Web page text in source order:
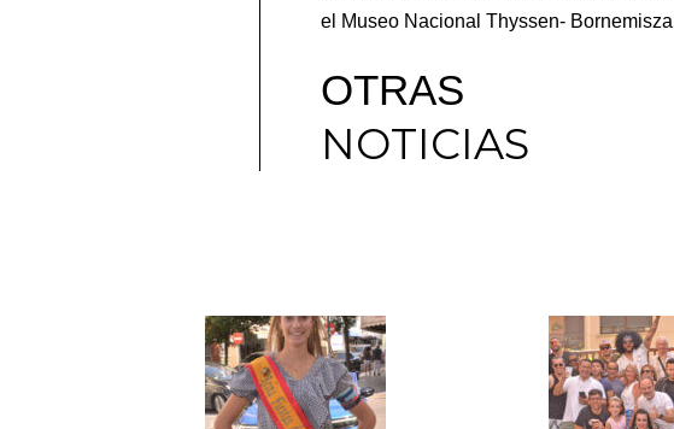
el Museo Nacional Thyssen-
OTRAS
NOTICIAS